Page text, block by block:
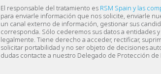
El responsable del tratamiento es RSM Spain y las
para enviarle información que nos solicite, enviarle
un canal externo de información, gestionar sus
corresponda. Sólo cederemos sus datos a entidades
legalmente. Tiene derecho a acceder, rectificar,
solicitar portabilidad y no ser objeto de decisiones
dudas contacte a nuestro Delegado de Protección de